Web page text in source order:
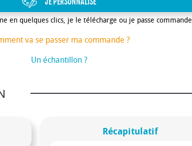
en quelques clics, je le télécharge ou je passe commande
va se passer ma commande ?
Un échantillon ?
Récapitulatif